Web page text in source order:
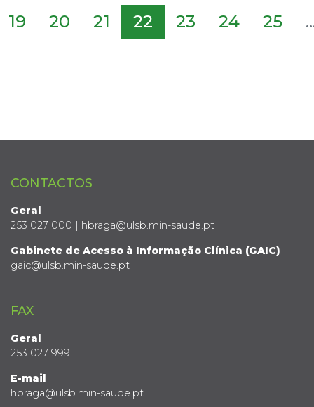
19 20 21 22 23 24 25
CONTACTOS
Geral
253 027 000 | hbraga@ulsb.min-saude.pt
Gabinete de Acesso à Informação Clínica (GAIC)
gaic@ulsb.min-saude.pt
FAX
Geral
253 027 999
E-mail
hbraga@ulsb.min-saude.pt